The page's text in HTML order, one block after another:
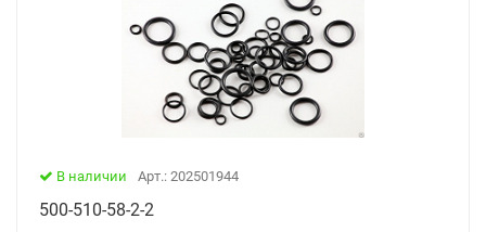
В наличии Арт.: 202501944
500-510-58-2-2